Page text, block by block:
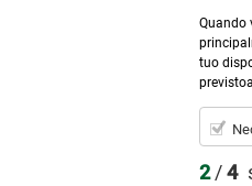
Quando
tuo
2/4